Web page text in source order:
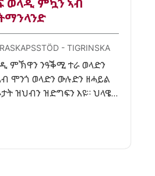
ወላዲ ምዃን ኣብ
- TIGRINSKA
ምኽዋን ንዓቕሚ ተራ ወላድን
ሞንጎ ወላድን ውሉድን ዘሓይል
ዝህብን ዝድግፍን እዩ። ህላዌ